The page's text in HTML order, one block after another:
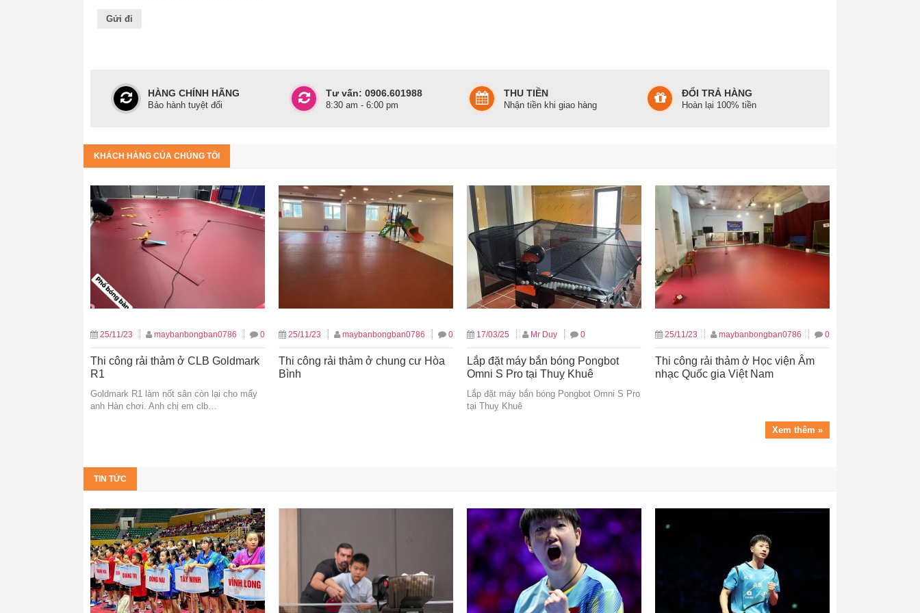
HÀNG CHÍNH HÃNG
Bảo hành tuyệt đối
Tư vấn: 0906.601988
8:30 am - 6:00 pm
THU TIỀN
Nhận tiền khi giao hàng
ĐỔI TRẢ HÀNG
Hoàn lại 100% tiền
KHÁCH HÀNG CỦA CHÚNG TÔI
25/11/23 maybanbongban0786 0
Thi công rải thảm ở CLB Goldmark
R1
Goldmark R1 làm nốt sân còn lại cho mấy
anh Hàn chơi. Anh chị em clb…
25/11/23 maybanbongban0786 0
Thi công rải thảm ở chung cư Hòa
Bình
17/03/25 Mr Duy 0
Lắp đặt máy bắn bóng Pongbot
Omni S Pro tại Thuỵ Khuê
Lắp đặt máy bắn bóng Pongbot Omni S Pro
tại Thuỵ Khuê
25/11/23 maybanbongban0786 0
Thi công rải thảm ở Học viện Âm
nhạc Quốc gia Việt Nam
Xem thêm »
TIN TỨC